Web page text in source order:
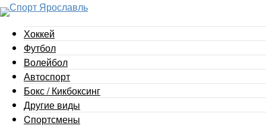
Хоккей
Футбол
Волейбол
Автоспорт
Бокс / Кикбоксинг
Другие виды
Cпортсмены